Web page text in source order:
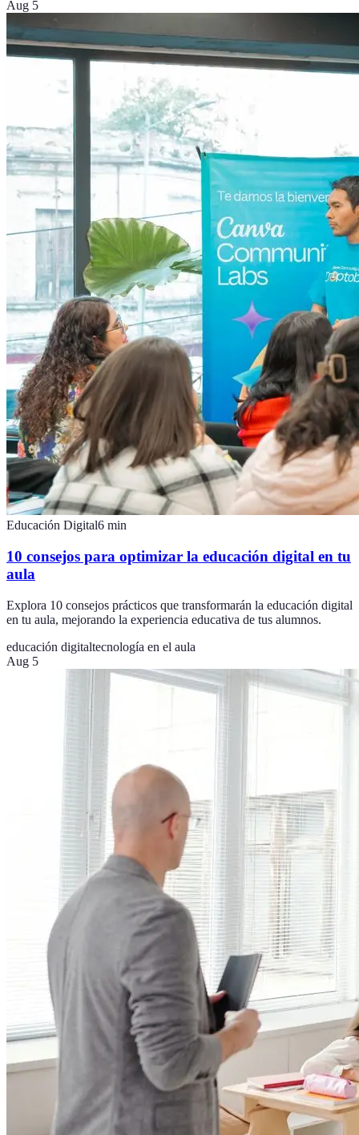
Aug 5
Educación Digital6 min
10 consejos para optimizar la educación digital en tu
aula
Explora 10 consejos prácticos que transformarán la educación digital
en tu aula, mejorando la experiencia educativa de tus alumnos.
educación digitaltecnología en el aula
Aug 5